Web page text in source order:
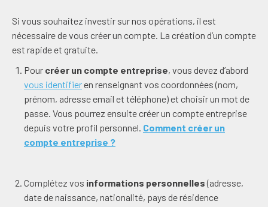
Si vous souhaitez investir sur nos opérations, il est
nécessaire de vous créer un compte. La création d’un compte
est rapide et gratuite.
Pour créer un compte entreprise, vous devez d’abord
vous identifieren renseignant vos coordonnées (nom,
prénom, adresse email et téléphone) et choisir un mot de
passe. Vous pourrez ensuite créer un compte entreprise
depuis votre profil personnel. Comment créer un
compte entreprise ?
Complétez vos informations personnelles(adresse,
date de naissance, nationalité, pays de résidence